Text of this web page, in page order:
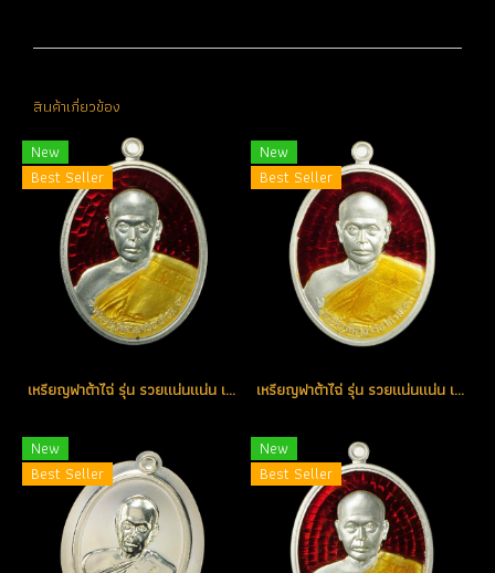
สินค้าเกี่ยวข้อง
New
Best Seller
เหรียญฟาต้าไฉ่ รุ่น รวยแน่นแน่น เนื้อเงินลงยาสีแดง หมายเลข 205 (โทรถาม)
New
Best Seller
เหรียญฟาต้าไฉ่ รุ่น รวยแน่นแน่น เนื้อเงินลงยาสีแดง หมายเลข 403 (โทรถาม)
New
Best Seller
New
Best Seller